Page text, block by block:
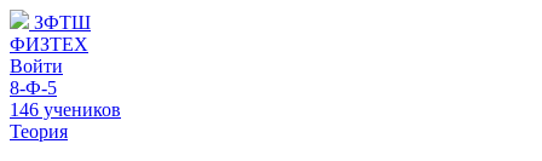
ЗФТШ
ФИЗТЕХ
Войти
8-Ф-5
146 учеников
Теория